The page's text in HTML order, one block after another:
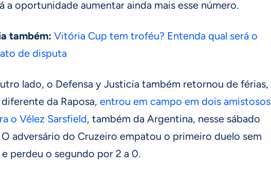
a oportunidade aumentar ainda mais esse número.
também: Vitória Cup tem troféu? Entenda qual será o
de disputa
lado, o Defensa y Justicia também retornou de férias,
diferente da Raposa, entrou em campo em dois amistosos
o Vélez Sarsfield, também da Argentina, nesse sábado
O adversário do Cruzeiro empatou o primeiro duelo sem
perdeu o segundo por 2 a 0.